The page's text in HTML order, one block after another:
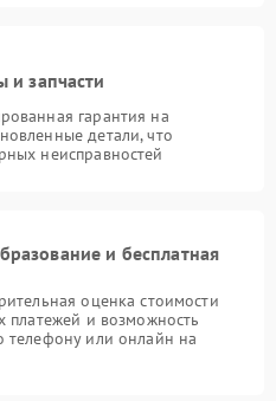
и запчасти
гарантия на
детали, что
неисправностей
и бесплатная
оценка стоимости
платежей и возможность
телефону или онлайн на